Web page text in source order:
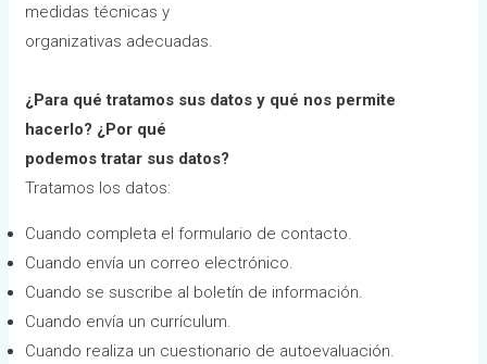
medidas técnicas y
organizativas adecuadas.
¿Para qué tratamos sus datos y qué nos permite
hacerlo? ¿Por qué
podemos tratar sus datos?
Tratamos los datos:
Cuando completa el formulario de contacto.
Cuando envía un correo electrónico.
Cuando se suscribe al boletín de información.
Cuando envía un currículum.
Cuando realiza un cuestionario de autoevaluación.